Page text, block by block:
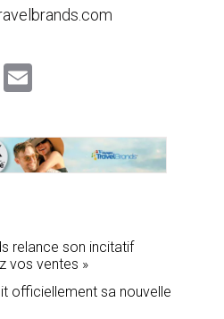
L
d
I
n
relance son incitatif
vos ventes »
officiellement sa nouvelle